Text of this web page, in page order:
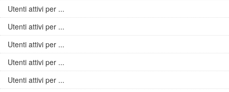
Utenti attivi per ...
Utenti attivi per ...
Utenti attivi per ...
Utenti attivi per ...
Utenti attivi per ...